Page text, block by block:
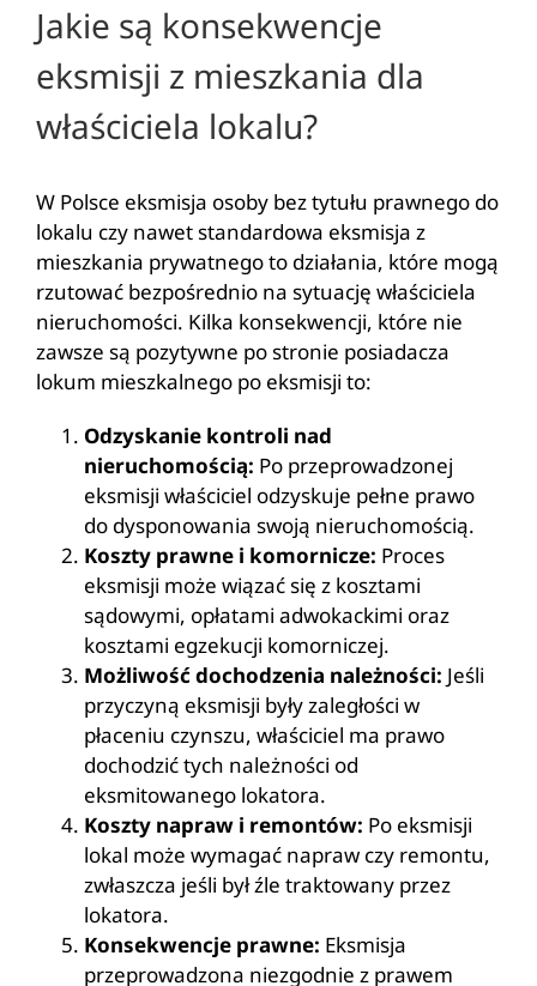
Jakie są konsekwencje
eksmisji z mieszkania dla
właściciela lokalu?
W Polsce eksmisja osoby bez tytułu prawnego do
lokalu czy nawet standardowa eksmisja z
mieszkania prywatnego to działania, które mogą
rzutować bezpośrednio na sytuację właściciela
nieruchomości. Kilka konsekwencji, które nie
zawsze są pozytywne po stronie posiadacza
lokum mieszkalnego po eksmisji to:
Odzyskanie kontroli nad
nieruchomością: Po przeprowadzonej
eksmisji właściciel odzyskuje pełne prawo
do dysponowania swoją nieruchomością.
Koszty prawne i komornicze: Proces
eksmisji może wiązać się z kosztami
sądowymi, opłatami adwokackimi oraz
kosztami egzekucji komorniczej.
Możliwość dochodzenia należności: Jeśli
przyczyną eksmisji były zaległości w
płaceniu czynszu, właściciel ma prawo
dochodzić tych należności od
eksmitowanego lokatora.
Koszty napraw i remontów: Po eksmisji
lokal może wymagać napraw czy remontu,
zwłaszcza jeśli był źle traktowany przez
lokatora.
Konsekwencje prawne: Eksmisja
przeprowadzona niezgodnie z prawem